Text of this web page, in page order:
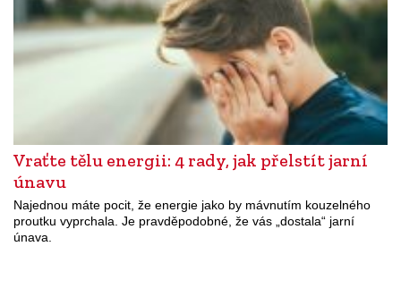
Vraťte tělu energii: 4 rady, jak přelstít jarní
únavu
Najednou máte pocit, že energie jako by mávnutím kouzelného
proutku vyprchala. Je pravděpodobné, že vás „dostala“ jarní
únava.